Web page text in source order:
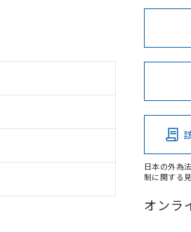
日本の外為
制に関する
オンラ